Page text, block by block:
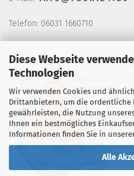
Diese Webseite
Technologien
Wir verwenden Cookies und
Drittanbietern, um die ordentliche
gewährleisten, die Nutzung
Ihnen ein bestmögliches
Informationen finden Sie in
Alle
Telefon: 06031 1660710